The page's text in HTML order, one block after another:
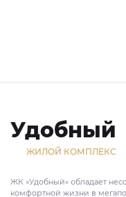
Удобный
ЖИЛОЙ КОМПЛЕКС
ЖК «Удобный» обладает
комфортной жизни в